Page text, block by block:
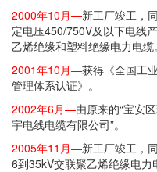
2000年10月—新工厂竣工，
定电压450/750V及以下电线
乙烯绝缘和塑料绝缘电力电缆。
2001年10月—获得《全国工
管理体系认证》。
2002年6月—由原来的“宝安
宇电线电缆有限公司”。
2005年11月—新工厂竣工，
6到35kV交联聚乙烯绝缘电力